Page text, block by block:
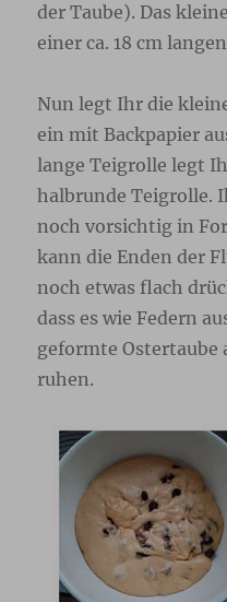
der Taube). Das
einer ca. 18 cm
Nun legt Ihr die
ein mit Backpapier
lange Teigrolle legt
halbrunde Teigrolle.
noch vorsichtig in
kann die Enden der
noch etwas flach
dass es wie Federn
geformte Ostertaube
ruhen.